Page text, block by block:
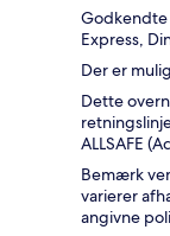
Godkendte
Express,
Der er
Dette
ALLSAFE
Bemærk
varierer
angivne